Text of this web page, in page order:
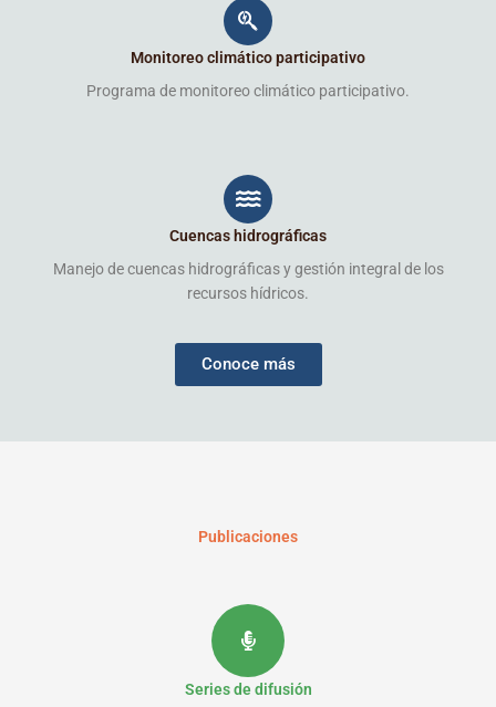
Monitoreo climático participativo
Programa de monitoreo climático participativo.
Cuencas hidrográficas
Manejo de cuencas hidrográficas y gestión integral de los
recursos hídricos.
Conoce más
Publicaciones
Series de difusión